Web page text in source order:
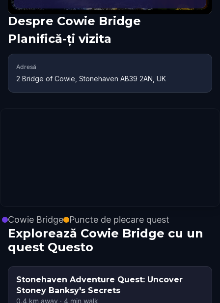
Despre Cowie Bridge
Planifică-ți vizita
Adresă
2 Bridge of Cowie, Stonehaven AB39 2AN, UK
Cowie Bridge Puncte de plecare quest
Explorează Cowie Bridge cu un
quest Questo
Stonehaven Adventure Quest: Uncover
Stoney Banksy's Secrets
0.4 km away · 4 min walk